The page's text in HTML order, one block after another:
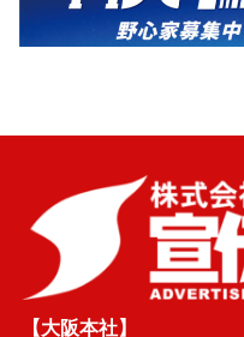
【大阪本社】